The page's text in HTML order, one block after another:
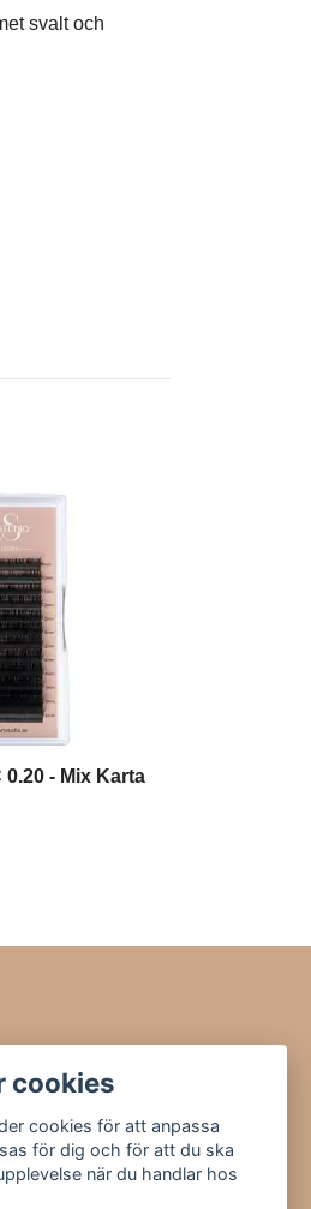
svalt och
- Mix Karta
cookies
cookies för att anpassa
för dig och för att du ska
när du handlar hos